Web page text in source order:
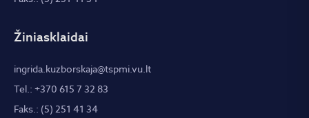
Žiniasklaidai
ingrida.kuzborskaja@tspmi.vu.lt
Tel.: +370 615 7 32 83
Faks.: (5) 251 41 34